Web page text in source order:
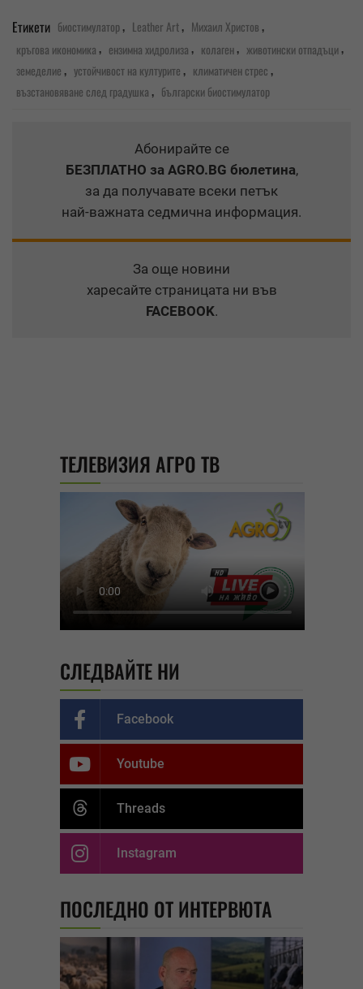
Етикети биостимулатор, Leather Art, Михаил Христов,
кръгова икономика, ензимна хидролиза, колаген, животински отпадъци,
земеделие, устойчивост на културите, климатичен стрес,
възстановяване след градушка, български биостимулатор
Абонирайте се
БЕЗПЛАТНО за AGRO.BG бюлетина,
за да получавате всеки петък
най-важната седмична информация.
За още новини
харесайте страницата ни във
FACEBOOK.
ТЕЛЕВИЗИЯ АГРО ТВ
СЛЕДВАЙТЕ НИ
Facebook
Youtube
Threads
Instagram
ПОСЛЕДНО ОТ ИНТЕРВЮТА